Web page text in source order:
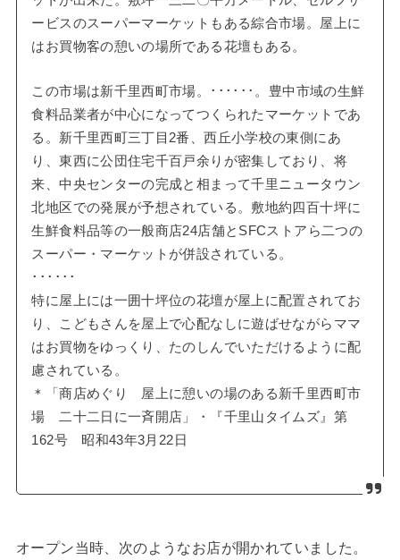
ービスのスーパーマーケットもある綜合市場。屋上に
はお買物客の憩いの場所である花壇もある。
この市場は新千里西町市場。･･････。豊中市域の生鮮
食料品業者が中心になってつくられたマーケットであ
る。新千里西町三丁目2番、西丘小学校の東側にあ
り、東西に公団住宅千百戸余りが密集しており、将
来、中央センターの完成と相まって千里ニュータウン
北地区での発展が予想されている。敷地約四百十坪に
生鮮食料品等の一般商店24店舗とSFCストアら二つの
スーパー・マーケットが併設されている。
･･････
特に屋上には一囲十坪位の花壇が屋上に配置されてお
り、こどもさんを屋上で心配なしに遊ばせながらママ
はお買物をゆっくり、たのしんでいただけるように配
慮されている。
＊「商店めぐり 屋上に憩いの場のある新千里西町市
場 二十二日に一斉開店」・『千里山タイムズ』第
162号 昭和43年3月22日
オープン当時、次のようなお店が開かれていました。